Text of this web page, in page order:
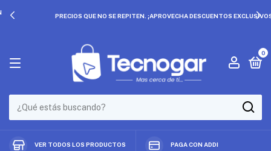
PRECIOS QUE NO SE REPITEN. ¡APROVECHA DESCUENTOS EXCLUSIVOS!
0
VER TODOS LOS PRODUCTOS PAGA CON ADDI